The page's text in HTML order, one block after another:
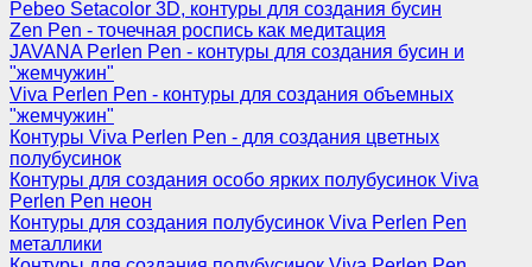
Pebeo Setacolor 3D, контуры для создания бусин
Zen Pen - точечная роспись как медитация
JAVANA Perlen Pen - контуры для создания бусин и
"жемчужин"
Viva Perlen Pen - контуры для создания объемных
"жемчужин"
Контуры Viva Perlen Pen - для создания цветных
полубусинок
Контуры для создания особо ярких полубусинок Viva
Perlen Pen неон
Контуры для создания полубусинок Viva Perlen Pen
металлики